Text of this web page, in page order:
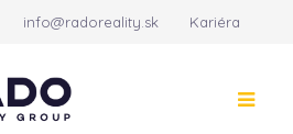
info@radoreality.sk Kariéra